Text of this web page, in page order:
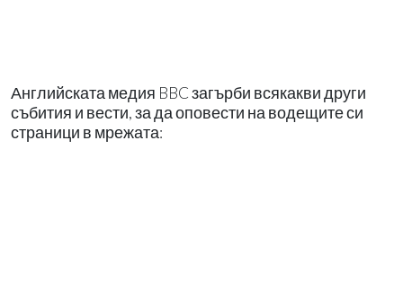
Английската медия BBC загърби всякакви други
събития и вести, за да оповести на водещите си
страници в мрежата: